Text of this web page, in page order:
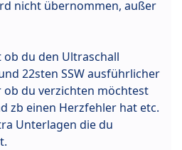
nicht übernommen, außer
du den Ultraschall
22sten SSW ausführlicher
du verzichten möchtest
zb einen Herzfehler hat etc.
Unterlagen die du